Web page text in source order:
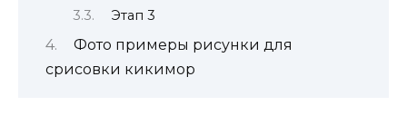
Этап 3
Фото примеры рисунки для
срисовки кикимор